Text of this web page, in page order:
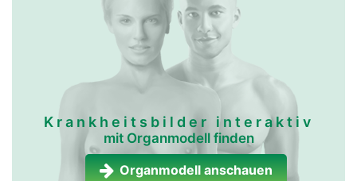
Krankheitsbilder interaktiv
mit Organmodell finden
Organmodell anschauen